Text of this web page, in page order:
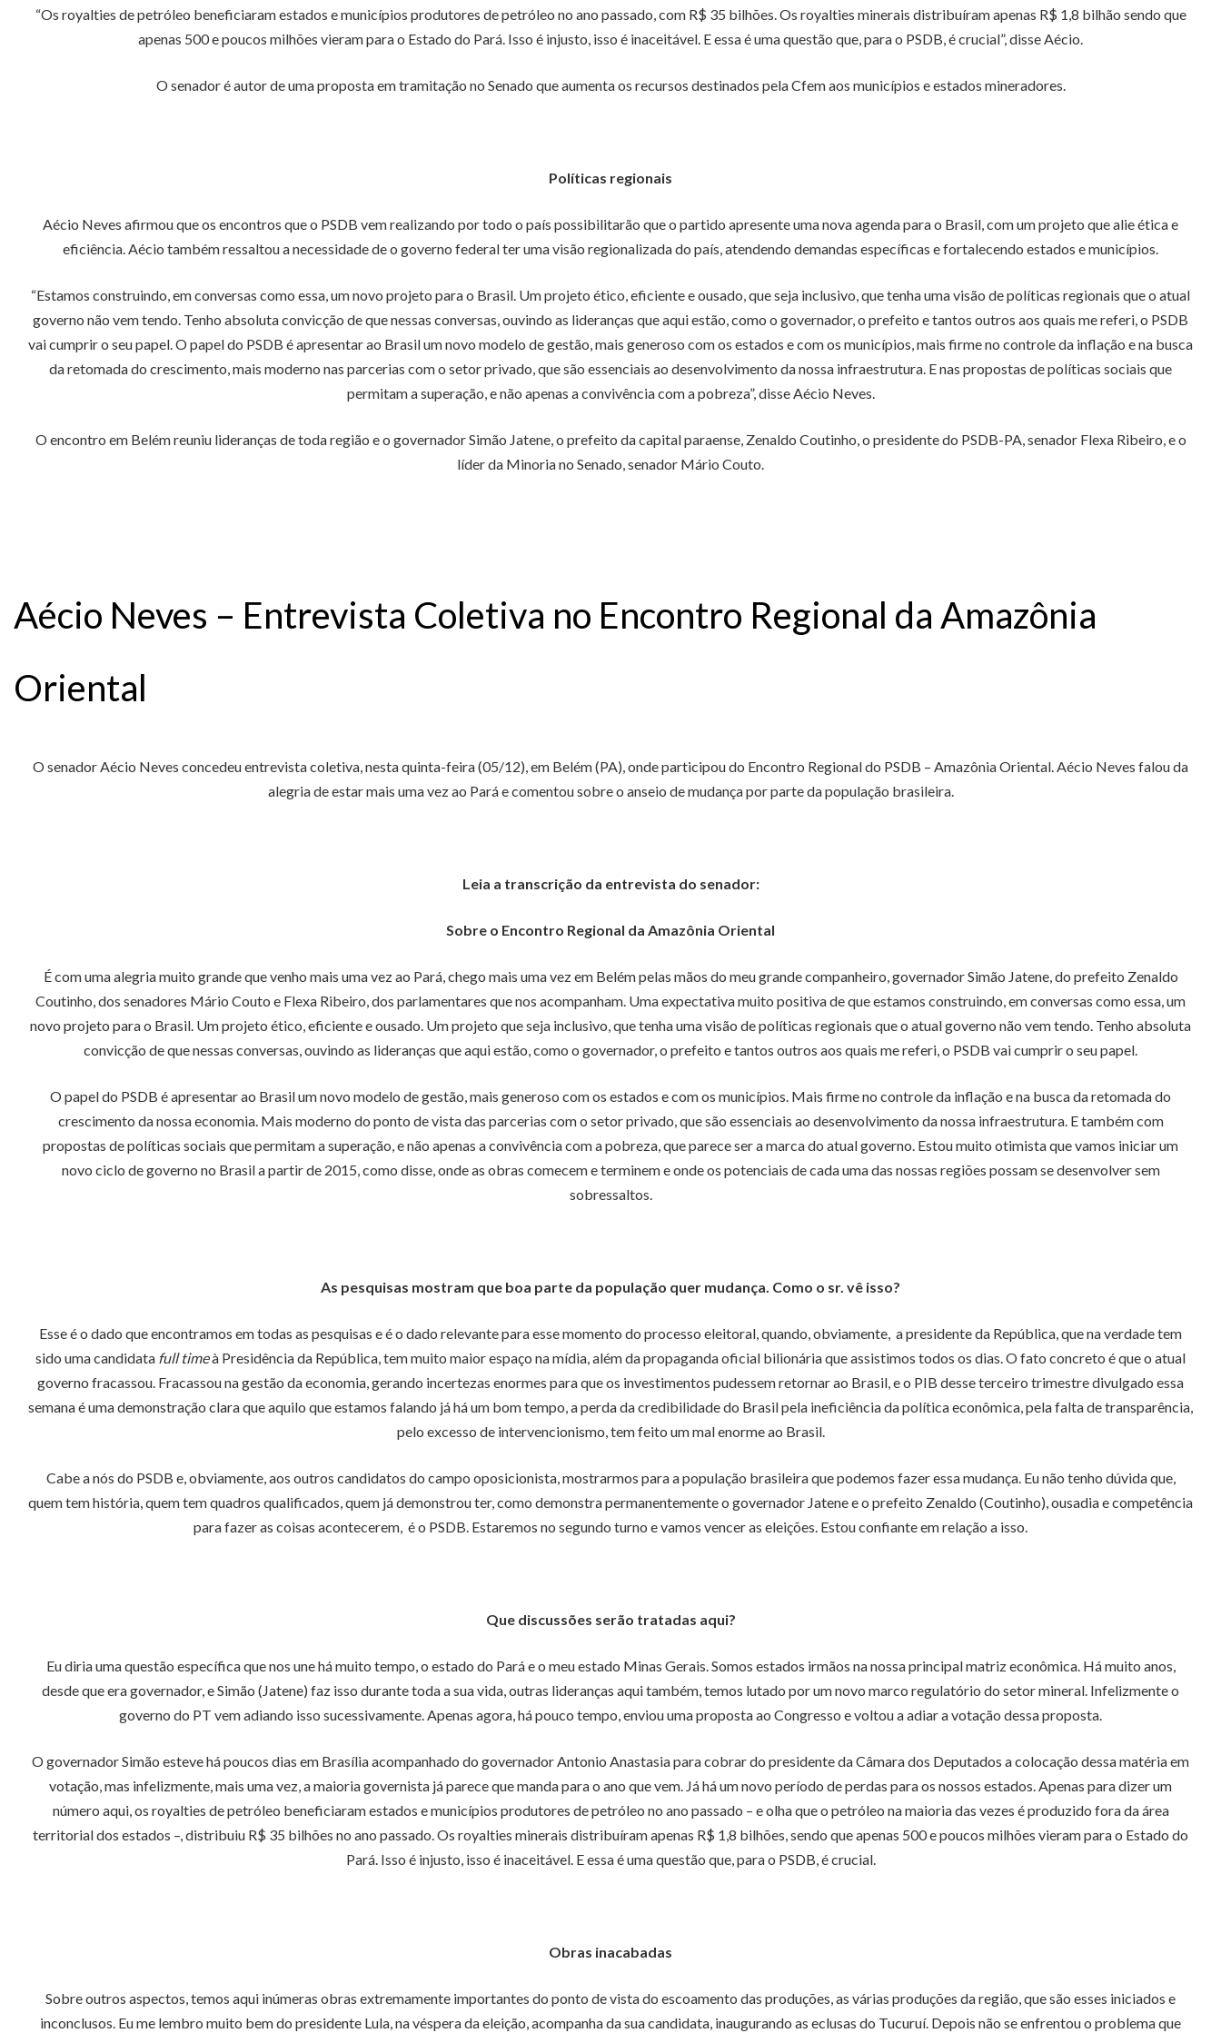
“Os royalties de petróleo beneficiaram estados e municípios produtores de petróleo no ano passado, com R$ 35 bilhões. Os royalties minerais distribuíram apenas R$ 1,8 bilhão sendo que
apenas 500 e poucos milhões vieram para o Estado do Pará. Isso é injusto, isso é inaceitável. E essa é uma questão que, para o PSDB, é crucial”, disse Aécio.
O senador é autor de uma proposta em tramitação no Senado que aumenta os recursos destinados pela Cfem aos municípios e estados mineradores.
Políticas regionais
Aécio Neves afirmou que os encontros que o PSDB vem realizando por todo o país possibilitarão que o partido apresente uma nova agenda para o Brasil, com um projeto que alie ética e
eficiência. Aécio também ressaltou a necessidade de o governo federal ter uma visão regionalizada do país, atendendo demandas específicas e fortalecendo estados e municípios.
“Estamos construindo, em conversas como essa, um novo projeto para o Brasil. Um projeto ético, eficiente e ousado, que seja inclusivo, que tenha uma visão de políticas regionais que o atual
governo não vem tendo. Tenho absoluta convicção de que nessas conversas, ouvindo as lideranças que aqui estão, como o governador, o prefeito e tantos outros aos quais me referi, o PSDB
vai cumprir o seu papel. O papel do PSDB é apresentar ao Brasil um novo modelo de gestão, mais generoso com os estados e com os municípios, mais firme no controle da inflação e na busca
da retomada do crescimento, mais moderno nas parcerias com o setor privado, que são essenciais ao desenvolvimento da nossa infraestrutura. E nas propostas de políticas sociais que
permitam a superação, e não apenas a convivência com a pobreza”, disse Aécio Neves.
O encontro em Belém reuniu lideranças de toda região e o governador Simão Jatene, o prefeito da capital paraense, Zenaldo Coutinho, o presidente do PSDB-PA, senador Flexa Ribeiro, e o
líder da Minoria no Senado, senador Mário Couto.
Aécio Neves – Entrevista Coletiva no Encontro Regional da Amazônia
Oriental
O senador Aécio Neves concedeu entrevista coletiva, nesta quinta-feira (05/12), em Belém (PA), onde participou do Encontro Regional do PSDB – Amazônia Oriental. Aécio Neves falou da
alegria de estar mais uma vez ao Pará e comentou sobre o anseio de mudança por parte da população brasileira.
Leia a transcrição da entrevista do senador:
Sobre o Encontro Regional da Amazônia Oriental
É com uma alegria muito grande que venho mais uma vez ao Pará, chego mais uma vez em Belém pelas mãos do meu grande companheiro, governador Simão Jatene, do prefeito Zenaldo
Coutinho, dos senadores Mário Couto e Flexa Ribeiro, dos parlamentares que nos acompanham. Uma expectativa muito positiva de que estamos construindo, em conversas como essa, um
novo projeto para o Brasil. Um projeto ético, eficiente e ousado. Um projeto que seja inclusivo, que tenha uma visão de políticas regionais que o atual governo não vem tendo. Tenho absoluta
convicção de que nessas conversas, ouvindo as lideranças que aqui estão, como o governador, o prefeito e tantos outros aos quais me referi, o PSDB vai cumprir o seu papel.
O papel do PSDB é apresentar ao Brasil um novo modelo de gestão, mais generoso com os estados e com os municípios. Mais firme no controle da inflação e na busca da retomada do
crescimento da nossa economia. Mais moderno do ponto de vista das parcerias com o setor privado, que são essenciais ao desenvolvimento da nossa infraestrutura. E também com
propostas de políticas sociais que permitam a superação, e não apenas a convivência com a pobreza, que parece ser a marca do atual governo. Estou muito otimista que vamos iniciar um
novo ciclo de governo no Brasil a partir de 2015, como disse, onde as obras comecem e terminem e onde os potenciais de cada uma das nossas regiões possam se desenvolver sem
sobressaltos.
As pesquisas mostram que boa parte da população quer mudança. Como o sr. vê isso?
Esse é o dado que encontramos em todas as pesquisas e é o dado relevante para esse momento do processo eleitoral, quando, obviamente, a presidente da República, que na verdade tem
sido uma candidata full timeà Presidência da República, tem muito maior espaço na mídia, além da propaganda oficial bilionária que assistimos todos os dias. O fato concreto é que o atual
governo fracassou. Fracassou na gestão da economia, gerando incertezas enormes para que os investimentos pudessem retornar ao Brasil, e o PIB desse terceiro trimestre divulgado essa
semana é uma demonstração clara que aquilo que estamos falando já há um bom tempo, a perda da credibilidade do Brasil pela ineficiência da política econômica, pela falta de transparência,
pelo excesso de intervencionismo, tem feito um mal enorme ao Brasil.
Cabe a nós do PSDB e, obviamente, aos outros candidatos do campo oposicionista, mostrarmos para a população brasileira que podemos fazer essa mudança. Eu não tenho dúvida que,
quem tem história, quem tem quadros qualificados, quem já demonstrou ter, como demonstra permanentemente o governador Jatene e o prefeito Zenaldo (Coutinho), ousadia e competência
para fazer as coisas acontecerem, é o PSDB. Estaremos no segundo turno e vamos vencer as eleições. Estou confiante em relação a isso.
Que discussões serão tratadas aqui?
Eu diria uma questão específica que nos une há muito tempo, o estado do Pará e o meu estado Minas Gerais. Somos estados irmãos na nossa principal matriz econômica. Há muito anos,
desde que era governador, e Simão (Jatene) faz isso durante toda a sua vida, outras lideranças aqui também, temos lutado por um novo marco regulatório do setor mineral. Infelizmente o
governo do PT vem adiando isso sucessivamente. Apenas agora, há pouco tempo, enviou uma proposta ao Congresso e voltou a adiar a votação dessa proposta.
O governador Simão esteve há poucos dias em Brasília acompanhado do governador Antonio Anastasia para cobrar do presidente da Câmara dos Deputados a colocação dessa matéria em
votação, mas infelizmente, mais uma vez, a maioria governista já parece que manda para o ano que vem. Já há um novo período de perdas para os nossos estados. Apenas para dizer um
número aqui, os royalties de petróleo beneficiaram estados e municípios produtores de petróleo no ano passado – e olha que o petróleo na maioria das vezes é produzido fora da área
territorial dos estados –, distribuiu R$ 35 bilhões no ano passado. Os royalties minerais distribuíram apenas R$ 1,8 bilhões, sendo que apenas 500 e poucos milhões vieram para o Estado do
Pará. Isso é injusto, isso é inaceitável. E essa é uma questão que, para o PSDB, é crucial.
Obras inacabadas
Sobre outros aspectos, temos aqui inúmeras obras extremamente importantes do ponto de vista do escoamento das produções, as várias produções da região, que são esses iniciados e
inconclusos. Eu me lembro muito bem do presidente Lula, na véspera da eleição, acompanha da sua candidata, inaugurando as eclusas do Tucuruí. Depois não se enfrentou o problema que